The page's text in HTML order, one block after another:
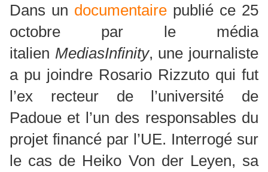
Dans un documentaire publié ce 25
octobre par le média
italien MediasInfinity, une journaliste
a pu joindre Rosario Rizzuto qui fut
l’ex recteur de l’université de
Padoue et l’un des responsables du
projet financé par l’UE. Interrogé sur
le cas de Heiko Von der Leyen, sa